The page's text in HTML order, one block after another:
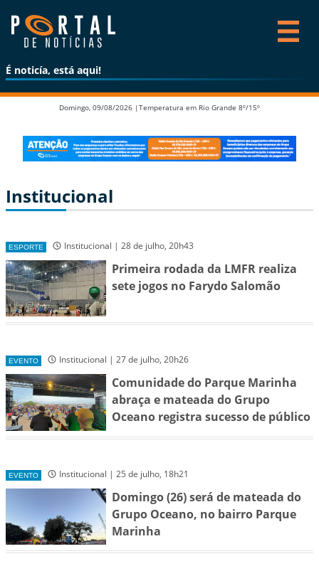
É noticía, está aqui!
Domingo, 09/08/2026 | Temperatura em Rio Grande 8º/15º
Institucional
ESPORTE Institucional | 28 de julho, 20h43
Primeira rodada da LMFR realiza
sete jogos no Farydo Salomão
EVENTO Institucional | 27 de julho, 20h26
Comunidade do Parque Marinha
abraça e mateada do Grupo
Oceano registra sucesso de público
EVENTO Institucional | 25 de julho, 18h21
Domingo (26) será de mateada do
Grupo Oceano, no bairro Parque
Marinha